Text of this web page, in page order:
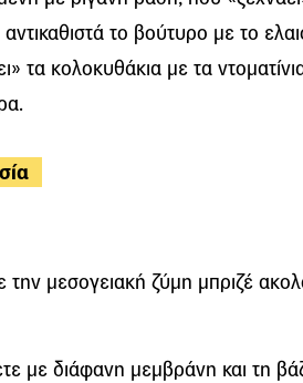
αντικαθιστά το βούτυρο με το
τα κολοκυθάκια με τα
την μεσογειακή ζύμη μπριζέ
με διάφανη μεμβράνη και τη